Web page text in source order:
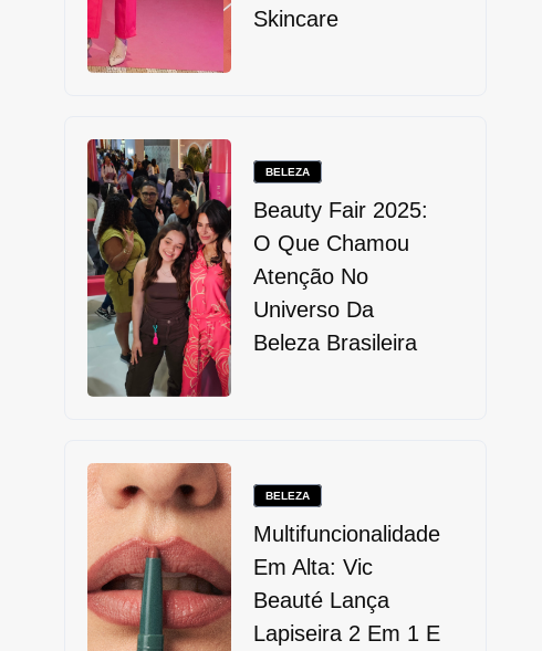
Skincare
BELEZA
Beauty Fair 2025:
O Que Chamou
Atenção No
Universo Da
Beleza Brasileira
BELEZA
Multifuncionalidade
Em Alta: Vic
Beauté Lança
Lapiseira 2 Em 1 E